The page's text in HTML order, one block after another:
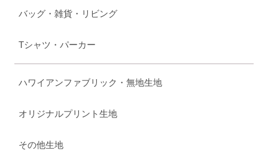
バッグ・雑貨・リビング
Tシャツ・パーカー
ハワイアンファブリック・無地生地
オリジナルプリント生地
その他生地